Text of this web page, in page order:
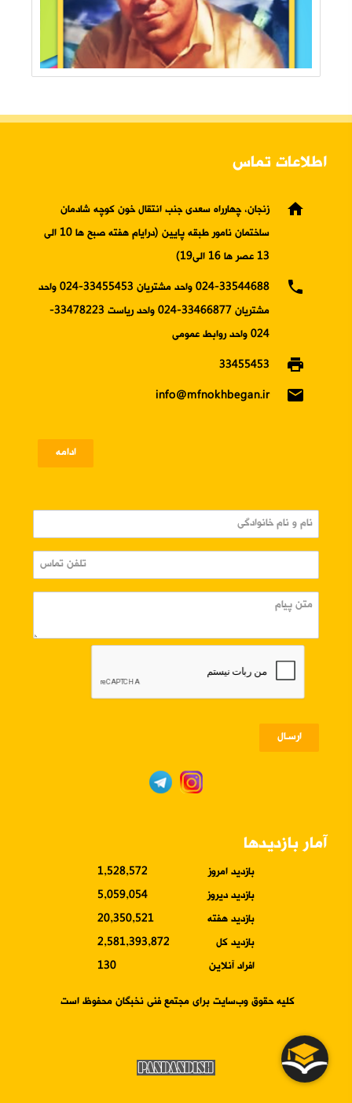
اطلاعات تماس
home
زنجان، چهارراه سعدی جنب انتقال خون کوچه شادمان
ساختمان نامور طبقه پایین (درایام هفته صبح ها 10 الی
13 عصر ها 16 الی19)
phone
024-33544688 واحد مشتریان 33455453-024 واحد
مشتریان 33466877-024 واحد ریاست 33478223-
024 واحد روابط عمومی
print
33455453
email
info@mfnokhbegan.ir
ادامه
ارسـال
آمار بازدیدها
بازدید امروز
1,528,572
بازدید دیروز
5,059,054
بازدید هفته
20,350,521
بازدید کل
2,581,393,872
افراد آنلاین
130
کلیه حقوق وب‌سایت برای مجتمع فنی نخبگان محفوظ است